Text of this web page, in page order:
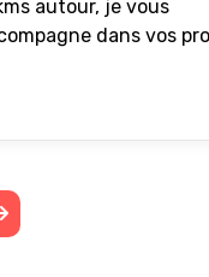
autour, je vous
dans vos